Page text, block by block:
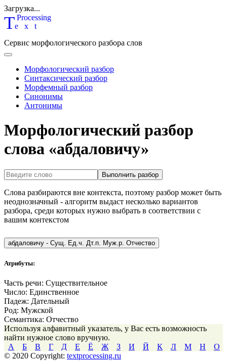
Загрузка...
Text
Processing
Сервис морфологического разбора слов
Морфологический разбор
Синтаксический разбор
Морфемный разбор
Синонимы
Антонимы
Морфологический разбор
слова «абдаловичу»
Выполнить разбор
Слова разбираются вне контекста, поэтому разбор может быть
неоднозначный - алгоритм выдаст несколько вариантов
разбора, среди которых нужно выбрать в соответствии с
вашим контекстом
абдаловичу - Сущ. Ед.ч. Дт.п. Муж.р. Отчество
Атрибуты:
Часть речи: Существительное
Число: Единственное
Падеж: Дательный
Род: Мужской
Семантика: Отчество
Используя алфавитный указатель, у Вас есть возможность
найти нужное слово вручную.
А
Б В Г Д Е Ё Ж З И Й К Л М Н
О
© 2020 Copyright: textprocessing.ru